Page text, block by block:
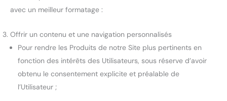
avec un meilleur formatage :
Offrir un contenu et une navigation personnalisés
Pour rendre les Produits de notre Site plus pertinents en
fonction des intérêts des Utilisateurs, sous réserve d’avoir
obtenu le consentement explicite et préalable de
l’Utilisateur ;